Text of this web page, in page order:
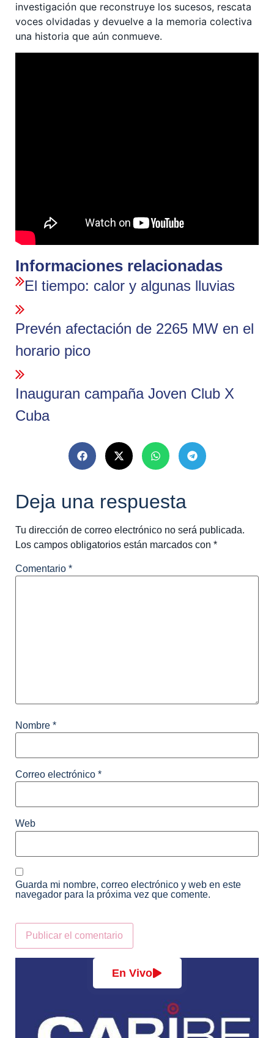
investigación que reconstruye los sucesos, rescata
voces olvidadas y devuelve a la memoria colectiva
una historia que aún conmueve.
Informaciones relacionadas
El tiempo: calor y algunas lluvias
Prevén afectación de 2265 MW en el
horario pico
Inauguran campaña Joven Club X
Cuba
Deja una respuesta
Tu dirección de correo electrónico no será publicada.
Los campos obligatorios están marcados con *
Comentario *
Nombre *
Correo electrónico *
Web
Guarda mi nombre, correo electrónico y web en este
navegador para la próxima vez que comente.
En Vivo